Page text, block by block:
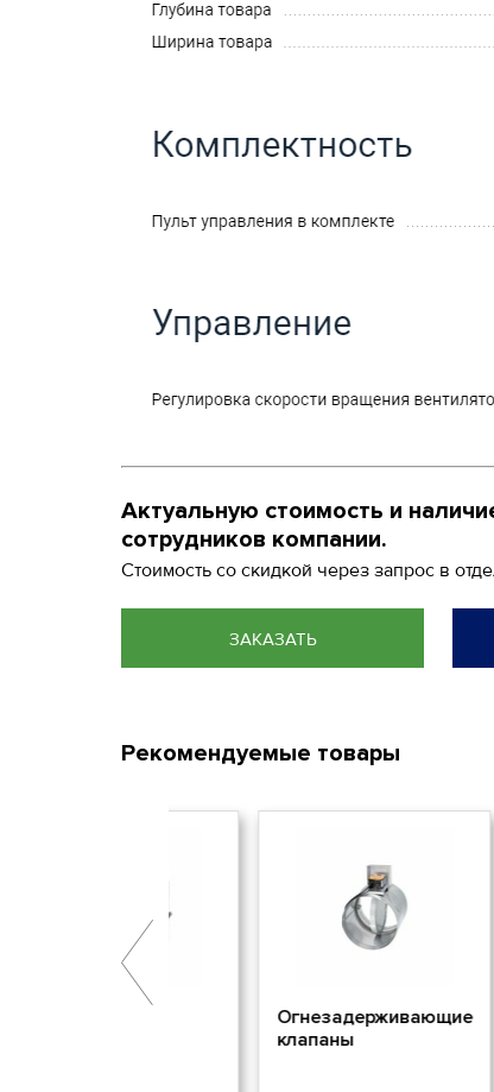
Актуальную стоимость и
сотрудников компании.
Стоимость со скидкой через запрос в
ЗАКАЗАТЬ
Рекомендуемые товары
Огнезадерживающие